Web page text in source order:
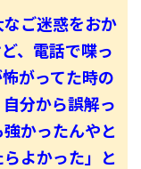
ご迷惑をおか
、電話で喋っ
がってた時の
分から誤解っ
かったんやと
よかった」と